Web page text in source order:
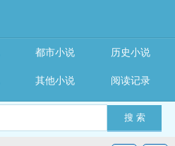
搜 索
都市小说 历史小说
其他小说 阅读记录